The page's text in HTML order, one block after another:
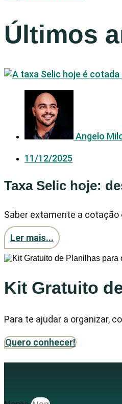
Últimos
Angelo
11/12/2025
Taxa Selic hoje:
Saber extamente a
Ler mais...
Kit Gratuito
Para te ajudar a organizar,
Quero conhecer!